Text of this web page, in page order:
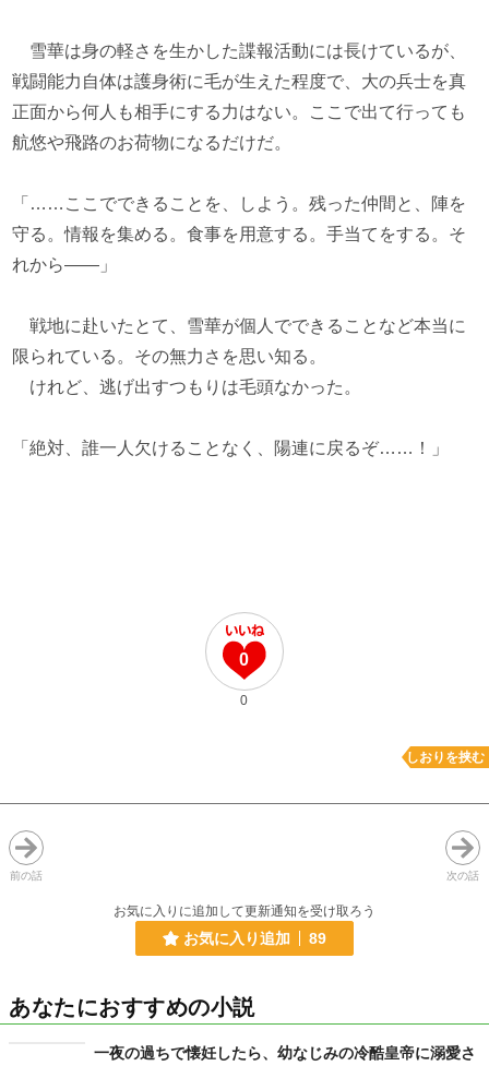
雪華は身の軽さを生かした諜報活動には長けているが、
戦闘能力自体は護身術に毛が生えた程度で、大の兵士を真
正面から何人も相手にする力はない。ここで出て行っても
航悠や飛路のお荷物になるだけだ。
「……ここでできることを、しよう。残った仲間と、陣を
守る。情報を集める。食事を用意する。手当てをする。そ
れから――」
戦地に赴いたとて、雪華が個人でできることなど本当に
限られている。その無力さを思い知る。
けれど、逃げ出すつもりは毛頭なかった。
「絶対、誰一人欠けることなく、陽連に戻るぞ……！」
0
0
しおりを挟む
前の話 次の話
お気に入りに追加して更新通知を受け取ろう
お気に入り追加 89
あなたにおすすめの小説
一夜の過ちで懐妊したら、幼なじみの冷酷皇帝に溺愛さ